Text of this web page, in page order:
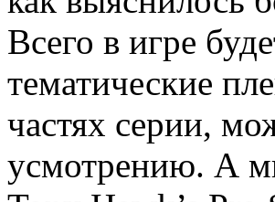
Всего в игре
тематические
частях серии,
усмотрению. А